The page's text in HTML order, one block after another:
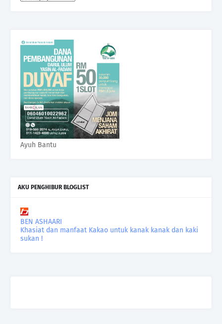
Ayuh Bantu
AKU PENGHIBUR BLOGLIST
BEN ASHAARI
Khasiat dan manfaat Kakao untuk kanak kanak dan kaki
sukan !